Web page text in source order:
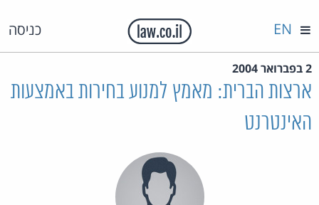
כניסה EN
2 בפברואר 2004
ארצות הברית: מאמץ למנוע בחירות באמצעות
האינטרנט